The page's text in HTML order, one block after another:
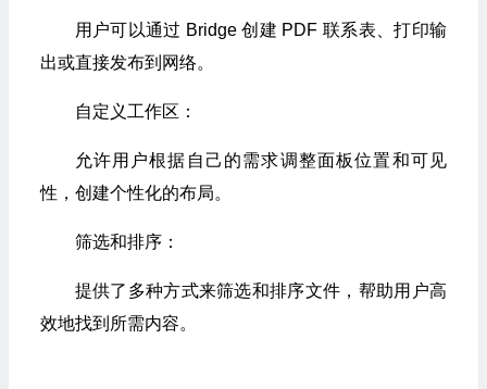
用户可以通过 Bridge 创建 PDF 联系表、打印输
出或直接发布到网络。
自定义工作区：
允许用户根据自己的需求调整面板位置和可见
性，创建个性化的布局。
筛选和排序：
提供了多种方式来筛选和排序文件，帮助用户高
效地找到所需内容。